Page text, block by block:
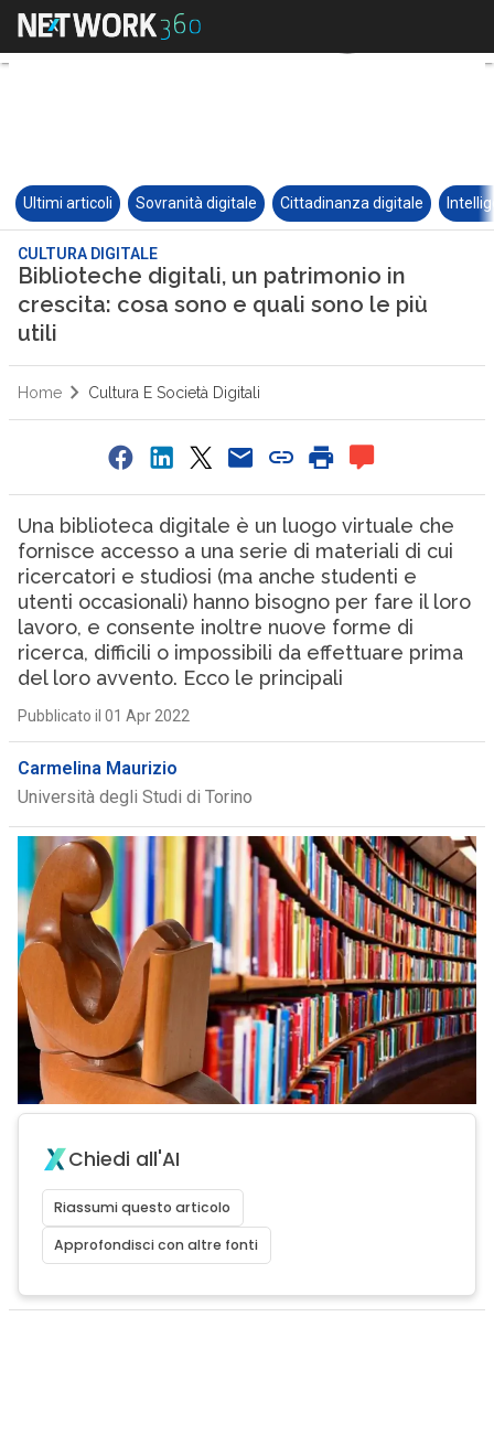
Ultimi articoli Sovranità digitale Cittadinanza digitale
CULTURA DIGITALE
Biblioteche digitali, un patrimonio in
crescita: cosa sono e quali sono le più
utili
Home Cultura E Società Digitali
Una biblioteca digitale è un luogo virtuale che
fornisce accesso a una serie di materiali di cui
ricercatori e studiosi (ma anche studenti e
utenti occasionali) hanno bisogno per fare il loro
lavoro, e consente inoltre nuove forme di
ricerca, difficili o impossibili da effettuare prima
del loro avvento. Ecco le principali
Pubblicato il 01 Apr 2022
Carmelina Maurizio
Università degli Studi di Torino
Chiedi all'AI
Riassumi questo articolo
Approfondisci con altre fonti